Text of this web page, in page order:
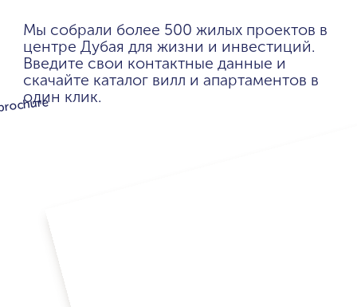
Мы собрали более 500 жилых проектов в
центре Дубая для жизни и инвестиций.
Введите свои контактные данные и
скачайте каталог вилл и апартаментов в
один клик.